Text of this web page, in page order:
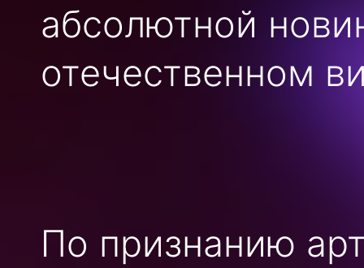
абсолютной
отечественном
По признанию